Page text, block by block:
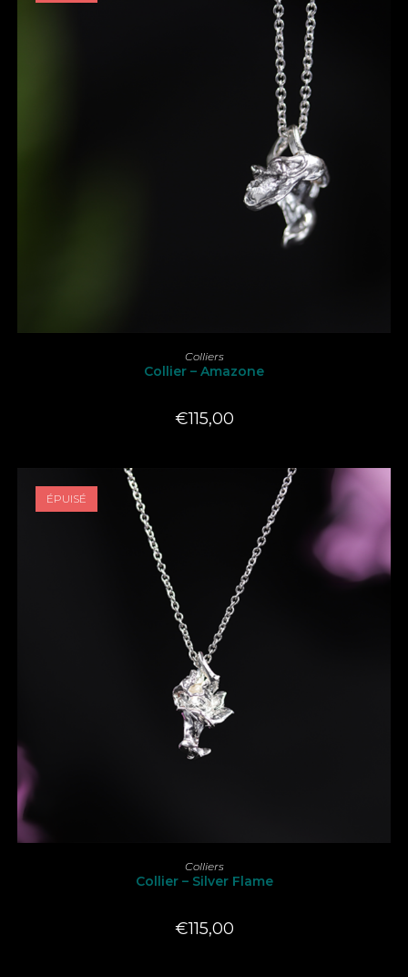
LIRE LA SUITE
Colliers
Collier – Amazone
€115,00
ÉPUISÉ
LIRE LA SUITE
Colliers
Collier – Silver Flame
€115,00